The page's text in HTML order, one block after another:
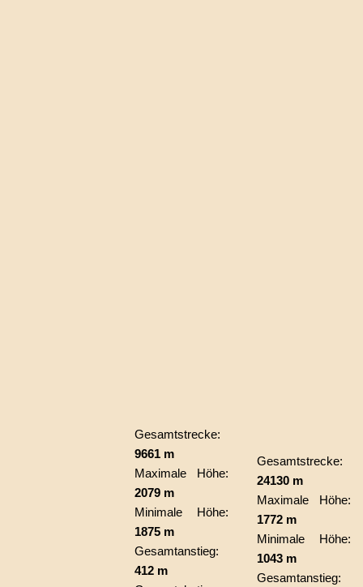
Gesamtstrecke:
9661 m
Maximale Höhe:
2079 m
Minimale Höhe:
1875 m
Gesamtanstieg:
412 m
Gesamtstrecke:
24130 m
Maximale Höhe:
1772 m
Minimale Höhe:
1043 m
Gesamtanstieg: